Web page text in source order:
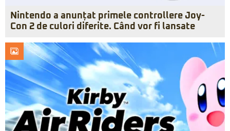
Nintendo a anunțat primele controllere Joy-
Con 2 de culori diferite. Când vor fi lansate